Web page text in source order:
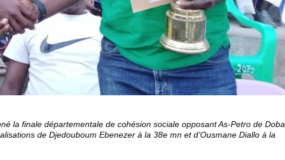
la finale départementale de cohésion sociale opposant As-Petro de Doba
de Djedouboum Ebenezer à la 38e mn et d’Ousmane Diallo à la